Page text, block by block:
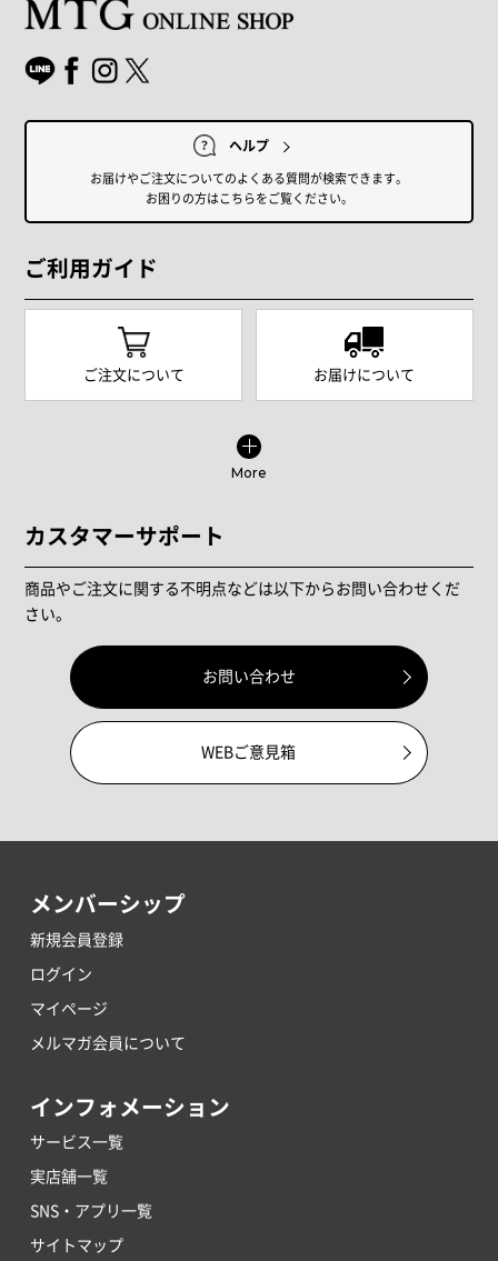
ヘルプ
お届けやご注文についてのよくある質問が検索できます。
お困りの方はこちらをご覧ください。
ご利用ガイド
ご注文について お届けについて
More
カスタマーサポート
商品やご注文に関する不明点などは以下からお問い合わせくだ
さい。
お問い合わせ
WEBご意見箱
メンバーシップ
新規会員登録
ログイン
マイページ
メルマガ会員について
インフォメーション
サービス一覧
実店舗一覧
SNS・アプリ一覧
サイトマップ